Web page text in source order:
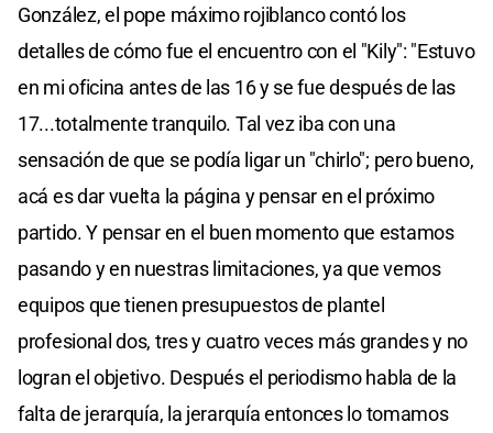
González, el pope máximo rojiblanco contó los
detalles de cómo fue el encuentro con el "Kily": "Estuvo
en mi oficina antes de las 16 y se fue después de las
17...totalmente tranquilo. Tal vez iba con una
sensación de que se podía ligar un "chirlo"; pero bueno,
acá es dar vuelta la página y pensar en el próximo
partido. Y pensar en el buen momento que estamos
pasando y en nuestras limitaciones, ya que vemos
equipos que tienen presupuestos de plantel
profesional dos, tres y cuatro veces más grandes y no
logran el objetivo. Después el periodismo habla de la
falta de jerarquía, la jerarquía entonces lo tomamos